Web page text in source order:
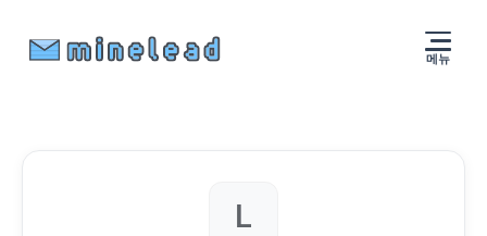
메뉴
L